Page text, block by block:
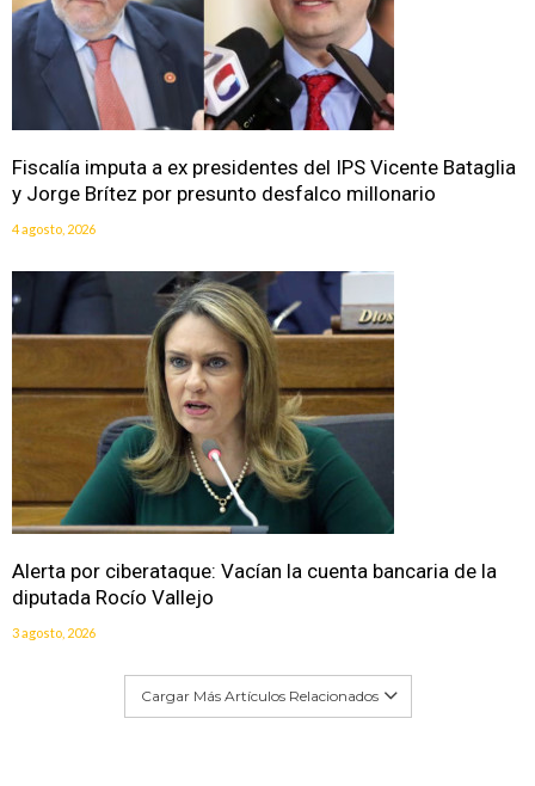
Fiscalía imputa a ex presidentes del IPS Vicente Bataglia
y Jorge Brítez por presunto desfalco millonario
4 agosto, 2026
Alerta por ciberataque: Vacían la cuenta bancaria de la
diputada Rocío Vallejo
3 agosto, 2026
Cargar Más Artículos Relacionados